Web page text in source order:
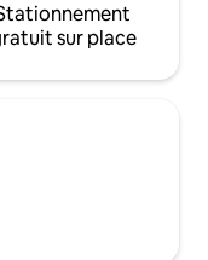
sur place